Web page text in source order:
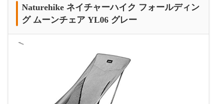
Naturehike ネイチャーハイク フォールディン
グ ムーンチェア YL06 グレー
＜